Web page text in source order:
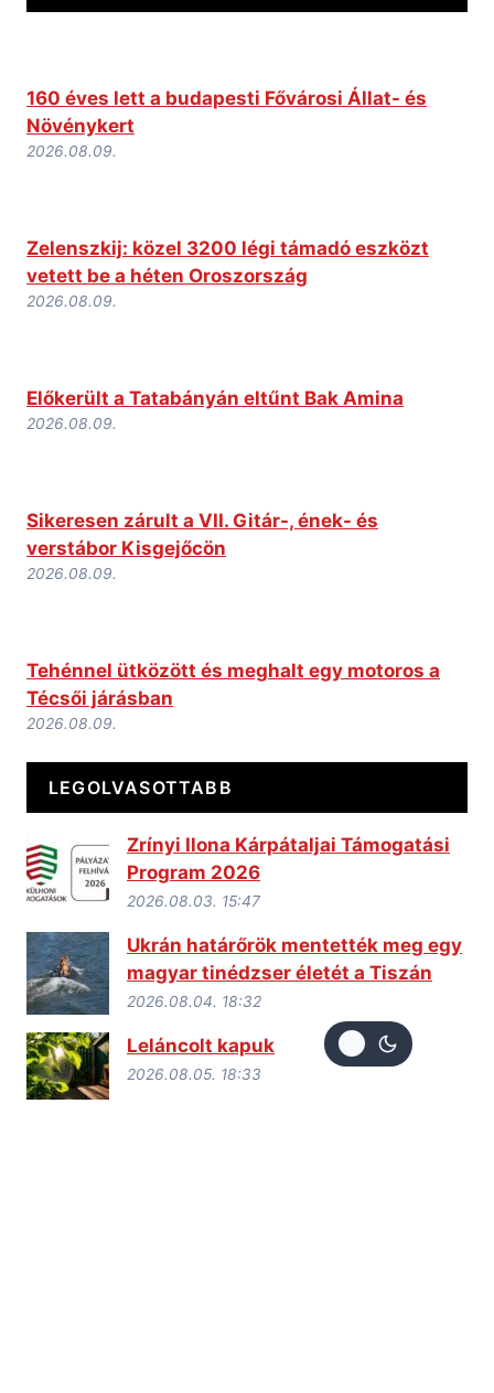
160 éves lett a budapesti Fővárosi Állat- és
Növénykert
2026.08.09.
Zelenszkij: közel 3200 légi támadó eszközt
vetett be a héten Oroszország
2026.08.09.
Előkerült a Tatabányán eltűnt Bak Amina
2026.08.09.
Sikeresen zárult a VII. Gitár-, ének- és
verstábor Kisgejőcön
2026.08.09.
Tehénnel ütközött és meghalt egy motoros a
Técsői járásban
2026.08.09.
LEGOLVASOTTABB
Zrínyi Ilona Kárpátaljai Támogatási
Program 2026
2026.08.03. 15:47
Ukrán határőrök mentették meg egy
magyar tinédzser életét a Tiszán
2026.08.04. 18:32
Leláncolt kapuk
2026.08.05. 18:33